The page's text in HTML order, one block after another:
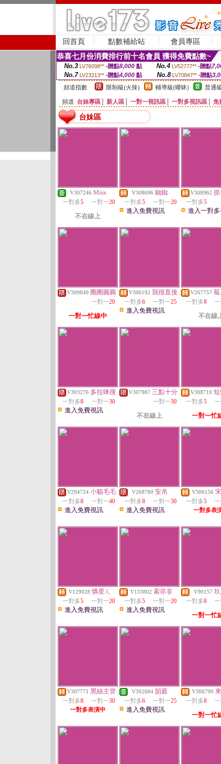
回首頁 點數補給站 會員專區
恭喜七月份消費排行前十名會員 獲得免費點數~
No.3 LV76098** -贈點8,000點 No.4 LV52777** -贈點
No.7 LV23213** -贈點4,000 點 No.8 LV70847** -贈點
頻道指數
限制級(火辣) 輔導級(曖昧) 普通
頻道 台妹專區 新人區 一對一視訊區 一對多視訊區 免
台妹區
V307246 Mira
一對多5 一對一20
不在線上
V308696 銣銣
一對多5 一對一20
進入免費視訊
V308962
一對多5
進入一對
V309849 圈圈圓圓
一對一20
一對一忙線中
V306192 我很直接
一對多6 一對一25
進入免費視訊
V267757
一對多8
不在線
V303276 多拉咪搜
一對多8 一對一30
進入免費視訊
V307987 三點十分
一對一30
不在線上
V308719
一對多5
一對一忙
V294724 小貓毛毛
一對多8 一對一40
進入免費視訊
V268780 安帛
一對多8 一對一30
進入免費視訊
V306156
一對多5
一對多表
V129028 憐星ㄦ
一對多5 一對一20
進入免費視訊
V133802 索菲非
一對多5 一對一20
進入免費視訊
V90157
一對多8
一對一忙
V307771 黑絲主管
一對多8 一對一30
一對多表演中
V302684 韶庭
一對多6 一對一25
進入免費視訊
V306790
一對多8
一對一忙